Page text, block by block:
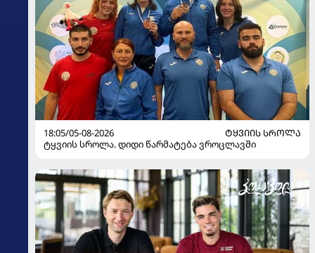
18:05/05-08-2026
ᲢᲧᲕᲘᲘᲡ ᲡᲠᲝᲚᲐ
ტყვიის სროლა. დიდი წარმატება ვროცლავში